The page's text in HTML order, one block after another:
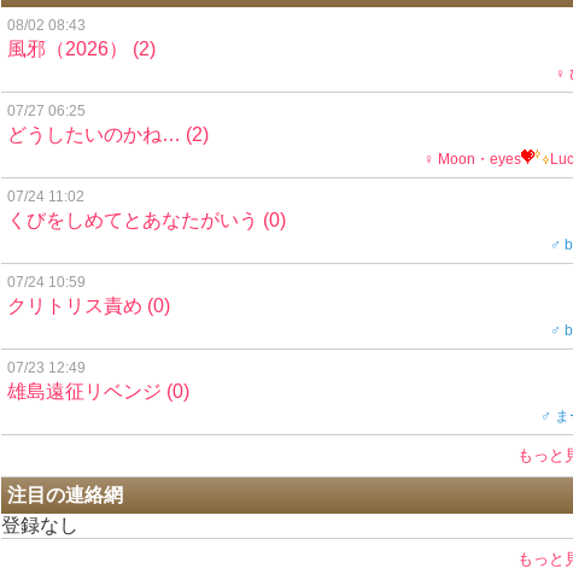
08/02 08:43
風邪（2026） (2)
♀
07/27 06:25
どうしたいのかね… (2)
♀ Moon・eyes
07/24 11:02
くびをしめてとあなたがいう (0)
♂
07/24 10:59
クリトリス責め (0)
♂
07/23 12:49
雄島遠征リベンジ (0)
♂ ま
もっと
注目の連絡網
登録なし
もっと